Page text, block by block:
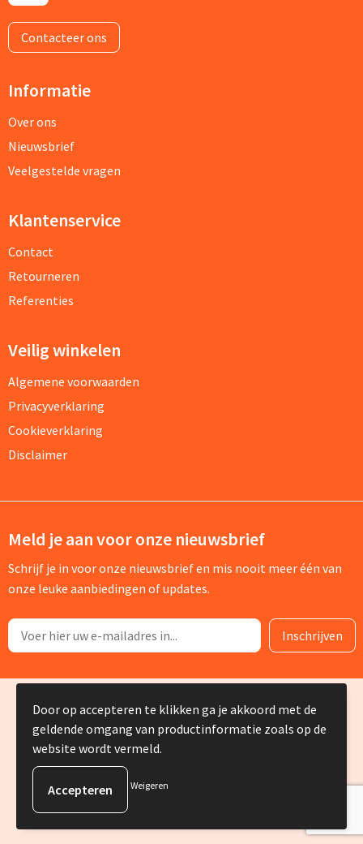
Contacteer ons
Informatie
Over ons
Nieuwsbrief
Veelgestelde vragen
Klantenservice
Contact
Retourneren
Referenties
Veilig winkelen
Algemene voorwaarden
Privacyverklaring
Cookieverklaring
Disclaimer
Meld je aan voor onze nieuwsbrief
Schrijf je in voor onze nieuwsbrief en mis nooit meer één van
onze leuke aanbiedingen of updates.
© Copyright Silvia Bruin reclame-advies 2025
Door op accepteren te klikken ga je akkoord met de
geldende omgang van productinformatie zoals op de
website wordt vermeld.
Weigeren